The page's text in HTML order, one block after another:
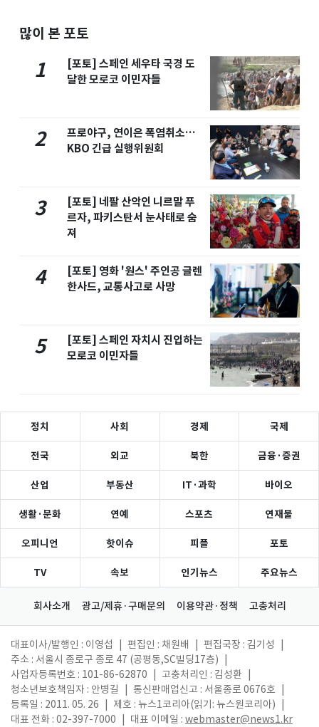
많이 본 포토
1
[포토] 스페인 세우타 국경 도
달한 모로코 이민자들
2
프로야구, 연이은 폭염취소…
KBO 긴급 실행위원회
3
[포토] 네팔 산악인 니르말 푸
르자, 파키스탄서 눈사태로 숨
져
4
[포토] 영화 '원스' 주인공 글렌
한사드, 교통사고로 사망
5
[포토] 스페인 자치시 진입하는
모로코 이민자들
정치 사회 경제 국제
전국 외교 북한 금융·증권
산업 부동산 IT·과학 바이오
생활·문화 연예 스포츠 연재물
오피니언 핫이슈 피플 포토
TV 속보 인기뉴스 주요뉴스
회사소개 광고/제휴·구매문의 이용약관·정책 고충처리
대표이사/발행인 : 이영섭 편집인 : 채원배 편집국장 : 김기성
주소 : 서울시 종로구 종로 47 (공평동,SC빌딩17층)
사업자등록번호 : 101-86-62870
고충처리인 : 김성환
청소년보호책임자 : 안병길
통신판매업신고 : 서울종로 0676호
등록일 : 2011. 05. 26
제호 : 뉴스1코리아(읽기: 뉴스원코리아)
대표 전화 : 02-397-7000
대표 이메일 : webmaster@news1.kr